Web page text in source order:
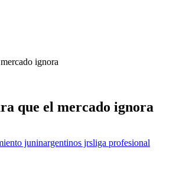
ignora
que el mercado ignora
juninargentinos jrsliga profesional